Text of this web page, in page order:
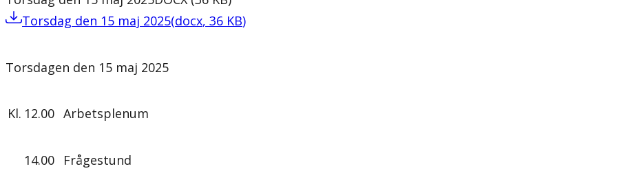
Torsdag den 15 maj 2025(docx, 36 KB)
Torsdagen den 15 maj 2025
Kl. 12.00 Arbetsplenum
14.00 Frågestund